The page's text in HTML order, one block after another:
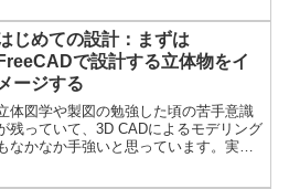
現場で取り付かないトラブルに。原因
対策を考えます。
じめての設計：まずは
FreeCADで設計する立体物をイ
メージする
体図学や製図の勉強した頃の苦手意識
残っていて、3D CADによるモデリング
なかなか手強いと思っています。実際